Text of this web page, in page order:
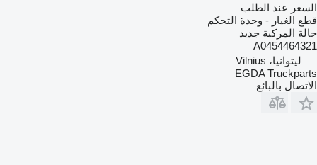
السعر عند الطلب
قطع الغيار - وحدة التحكم
حالة المركبة جديد
A0454464321
ليتوانيا، Vilnius
EGDA Truckparts
الاتصال بالبائع